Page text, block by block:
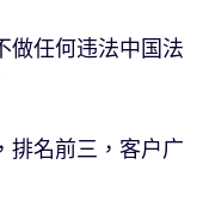
做任何违法中国法
排名前三，客户广